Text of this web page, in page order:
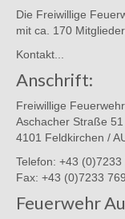
Die Freiwillige
mit ca. 170
Kontakt...
Anschrift:
Freiwillige
Aschacher Straße 51
4101 Feldkirchen /
Telefon: +43 (0)7233
Fax: +43 (0)7233
Feuerwehr